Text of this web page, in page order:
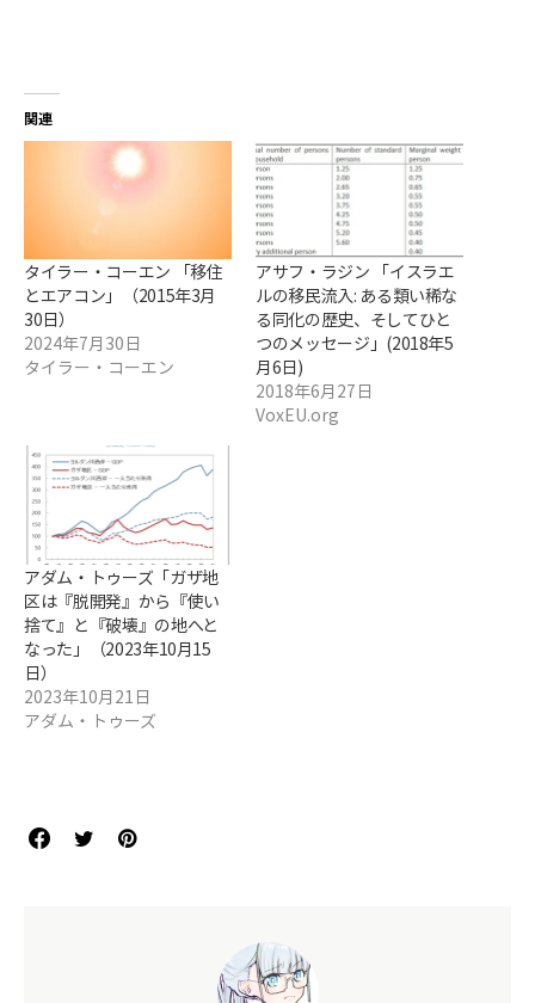
関連
タイラー・コーエン 「移住
とエアコン」（2015年3月
30日）
2024年7月30日
タイラー・コーエン
アサフ・ラジン 「イスラエ
ルの移民流入: ある類い稀な
る同化の歴史、そしてひと
つのメッセージ」(2018年5
月6日)
2018年6月27日
VoxEU.org
アダム・トゥーズ「ガザ地
区は『脱開発』から『使い
捨て』と『破壊』の地へと
なった」（2023年10月15
日）
2023年10月21日
アダム・トゥーズ